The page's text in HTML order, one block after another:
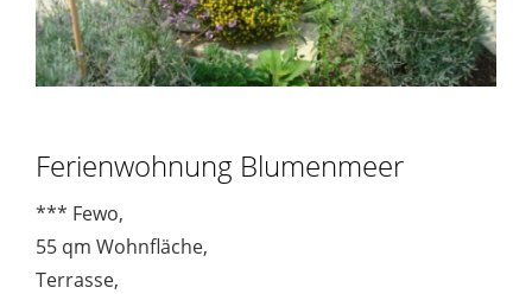
Ferienwohnung Blumenmeer
*** Fewo,
55 qm Wohnfläche,
Terrasse,